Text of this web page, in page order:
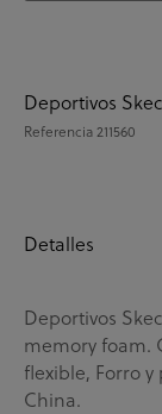
Deportivos
Referencia211560
Detalles
Deportivos
memory foam.
flexible, Forro
China.